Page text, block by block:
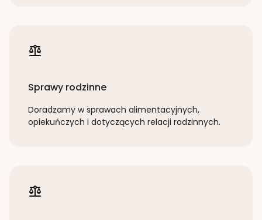
Sprawy rodzinne
Doradzamy w sprawach alimentacyjnych,
opiekuńczych i dotyczących relacji rodzinnych.